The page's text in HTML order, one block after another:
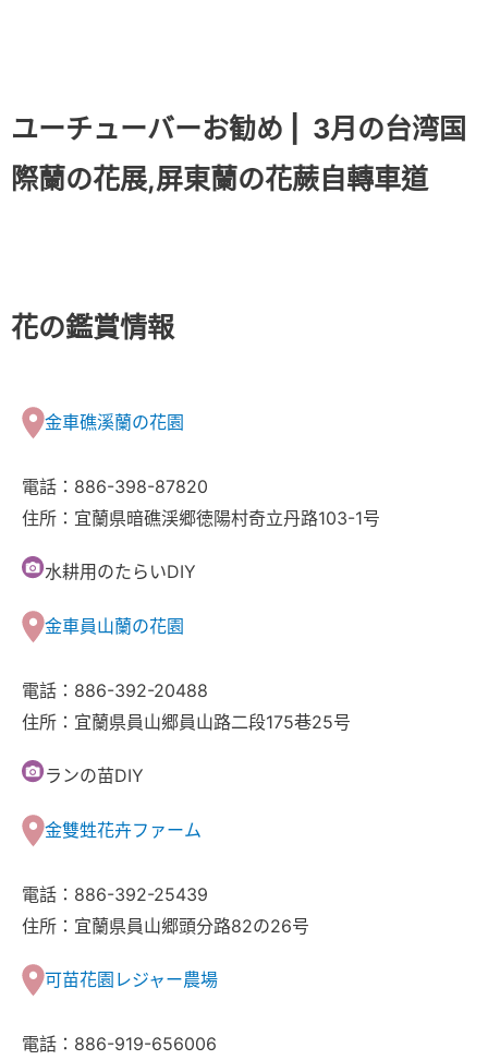
ユーチューバーお勧め |
3月の台湾国
際蘭の花展,屏東蘭の花蕨自轉車道
花の鑑賞情報
金車礁溪蘭の花園
電話：886-398-87820
住所：宜蘭県暗礁渓郷徳陽村奇立丹路103-1号
水耕用のたらいDIY
金車員山蘭の花園
電話：886-392-20488
住所：宜蘭県員山郷員山路二段175巷25号
ランの苗DIY
金雙甡花卉ファーム
電話：886-392-25439
住所：宜蘭県員山郷頭分路82の26号
可苗花園レジャー農場
電話：886-919-656006